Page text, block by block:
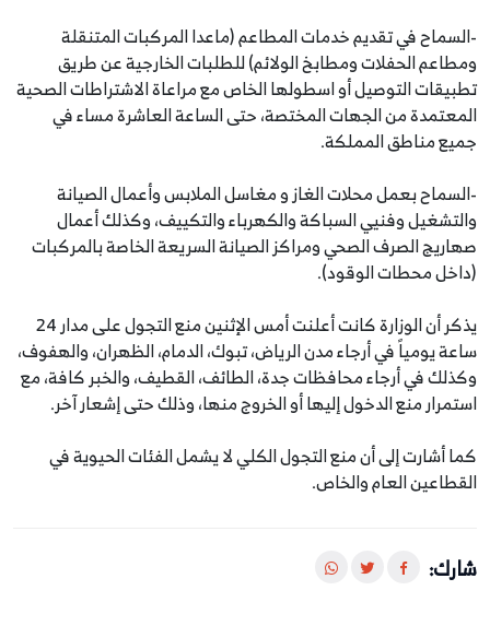
-السماح في تقديم خدمات المطاعم (ماعدا المركبات المتنقلة
ومطاعم الحفلات ومطابخ الولائم) للطلبات الخارجية عن طريق
تطبيقات التوصيل أو اسطولها الخاص مع مراعاة الاشتراطات الصحية
المعتمدة من الجهات المختصة، حتى الساعة العاشرة مساء في
جميع مناطق المملكة.
-السماح بعمل محلات الغاز و مغاسل الملابس وأعمال الصيانة
والتشغيل وفنيي السباكة والكهرباء والتكييف، وكذلك أعمال
صهاريج الصرف الصحي ومراكز الصيانة السريعة الخاصة بالمركبات
(داخل محطات الوقود).
يذكر أن الوزارة كانت أعلنت أمس الإثنين منع التجول على مدار 24
ساعة يومياً في أرجاء مدن الرياض، تبوك، الدمام، الظهران، والهفوف،
وكذلك في أرجاء محافظات جدة، الطائف، القطيف، والخبر كافة، مع
استمرار منع الدخول إليها أو الخروج منها، وذلك حتى إشعار آخر.
كما أشارت إلى أن منع التجول الكلي لا يشمل الفئات الحيوية في
القطاعين العام والخاص.
شارك: